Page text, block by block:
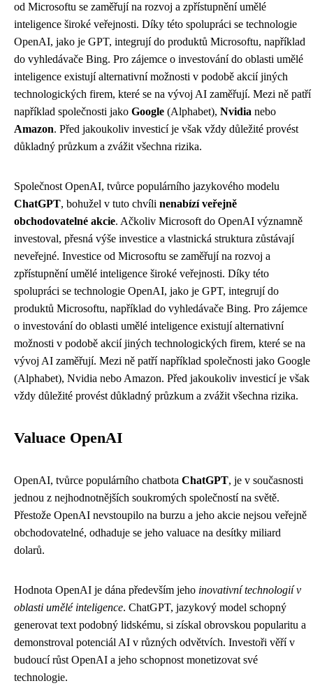
od Microsoftu se zaměřují na rozvoj a zpřístupnění umělé
inteligence široké veřejnosti. Díky této spolupráci se technologie
OpenAI, jako je GPT, integrují do produktů Microsoftu, například
do vyhledávače Bing. Pro zájemce o investování do oblasti umělé
inteligence existují alternativní možnosti v podobě akcií jiných
technologických firem, které se na vývoj AI zaměřují. Mezi ně patří
například společnosti jako Google (Alphabet), Nvidia nebo
Amazon. Před jakoukoliv investicí je však vždy důležité provést
důkladný průzkum a zvážit všechna rizika.
Společnost OpenAI, tvůrce populárního jazykového modelu
ChatGPT, bohužel v tuto chvíli nenabízí veřejně
obchodovatelné akcie. Ačkoliv Microsoft do OpenAI významně
investoval, přesná výše investice a vlastnická struktura zůstávají
neveřejné. Investice od Microsoftu se zaměřují na rozvoj a
zpřístupnění umělé inteligence široké veřejnosti. Díky této
spolupráci se technologie OpenAI, jako je GPT, integrují do
produktů Microsoftu, například do vyhledávače Bing. Pro zájemce
o investování do oblasti umělé inteligence existují alternativní
možnosti v podobě akcií jiných technologických firem, které se na
vývoj AI zaměřují. Mezi ně patří například společnosti jako Google
(Alphabet), Nvidia nebo Amazon. Před jakoukoliv investicí je však
vždy důležité provést důkladný průzkum a zvážit všechna rizika.
Valuace OpenAI
OpenAI, tvůrce populárního chatbota ChatGPT, je v současnosti
jednou z nejhodnotnějších soukromých společností na světě.
Přestože OpenAI nevstoupilo na burzu a jeho akcie nejsou veřejně
obchodovatelné, odhaduje se jeho valuace na desítky miliard
dolarů.
Hodnota OpenAI je dána především jeho inovativní technologií v
oblasti umělé inteligence. ChatGPT, jazykový model schopný
generovat text podobný lidskému, si získal obrovskou popularitu a
demonstroval potenciál AI v různých odvětvích. Investoři věří v
budoucí růst OpenAI a jeho schopnost monetizovat své
technologie.